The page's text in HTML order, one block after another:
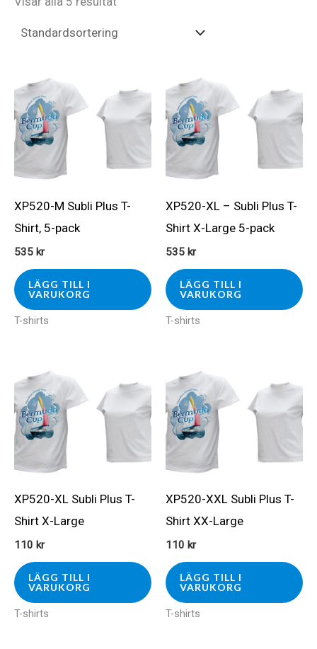
XP520-M Subli Plus T-
Shirt, 5-pack
535 kr
LÄGG TILL I
VARUKORG
T-shirts
XP520-XL – Subli Plus T-
Shirt X-Large 5-pack
535 kr
LÄGG TILL I
VARUKORG
T-shirts
XP520-XL Subli Plus T-
Shirt X-Large
110 kr
LÄGG TILL I
VARUKORG
T-shirts
XP520-XXL Subli Plus T-
Shirt XX-Large
110 kr
LÄGG TILL I
VARUKORG
T-shirts